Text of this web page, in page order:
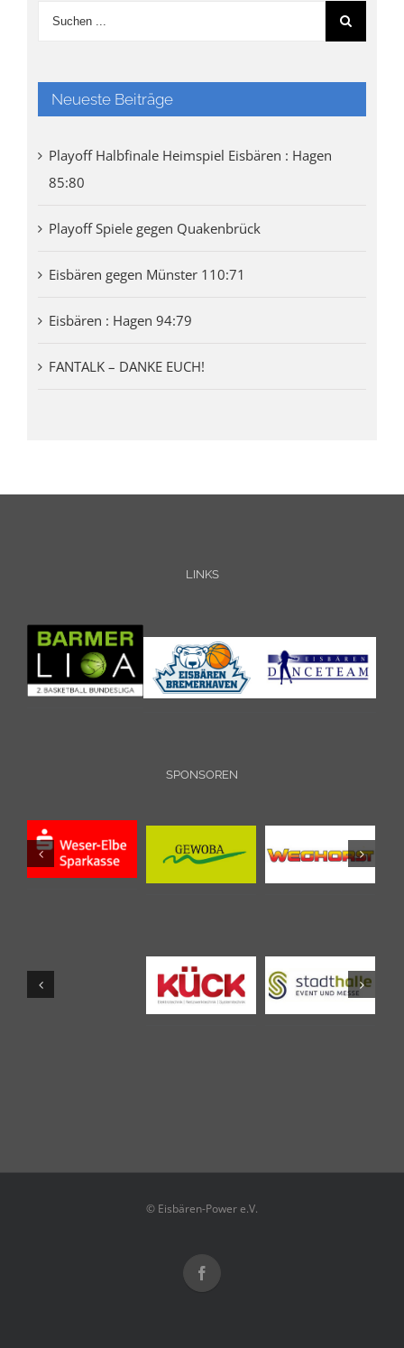
Neueste Beiträge
Playoff Halbfinale Heimspiel Eisbären : Hagen
85:80
Playoff Spiele gegen Quakenbrück
Eisbären gegen Münster 110:71
Eisbären : Hagen 94:79
FANTALK – DANKE EUCH!
LINKS
SPONSOREN
© Eisbären-Power e.V.